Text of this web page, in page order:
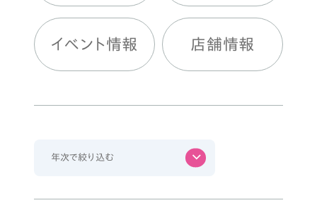
イベント情報 店舗情報